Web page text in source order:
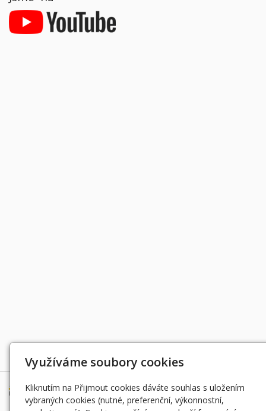
Děkujeme za podporu
Využíváme soubory cookies
Kliknutím na Přijmout cookies dáváte souhlas s uložením
vybraných cookies (nutné, preferenční, výkonnostní,